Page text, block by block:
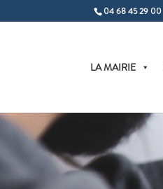
04 68 45 29 00
LA MAIRIE